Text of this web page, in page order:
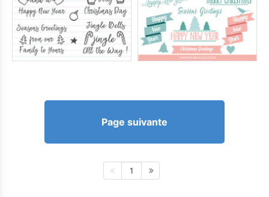
Page suivante
1